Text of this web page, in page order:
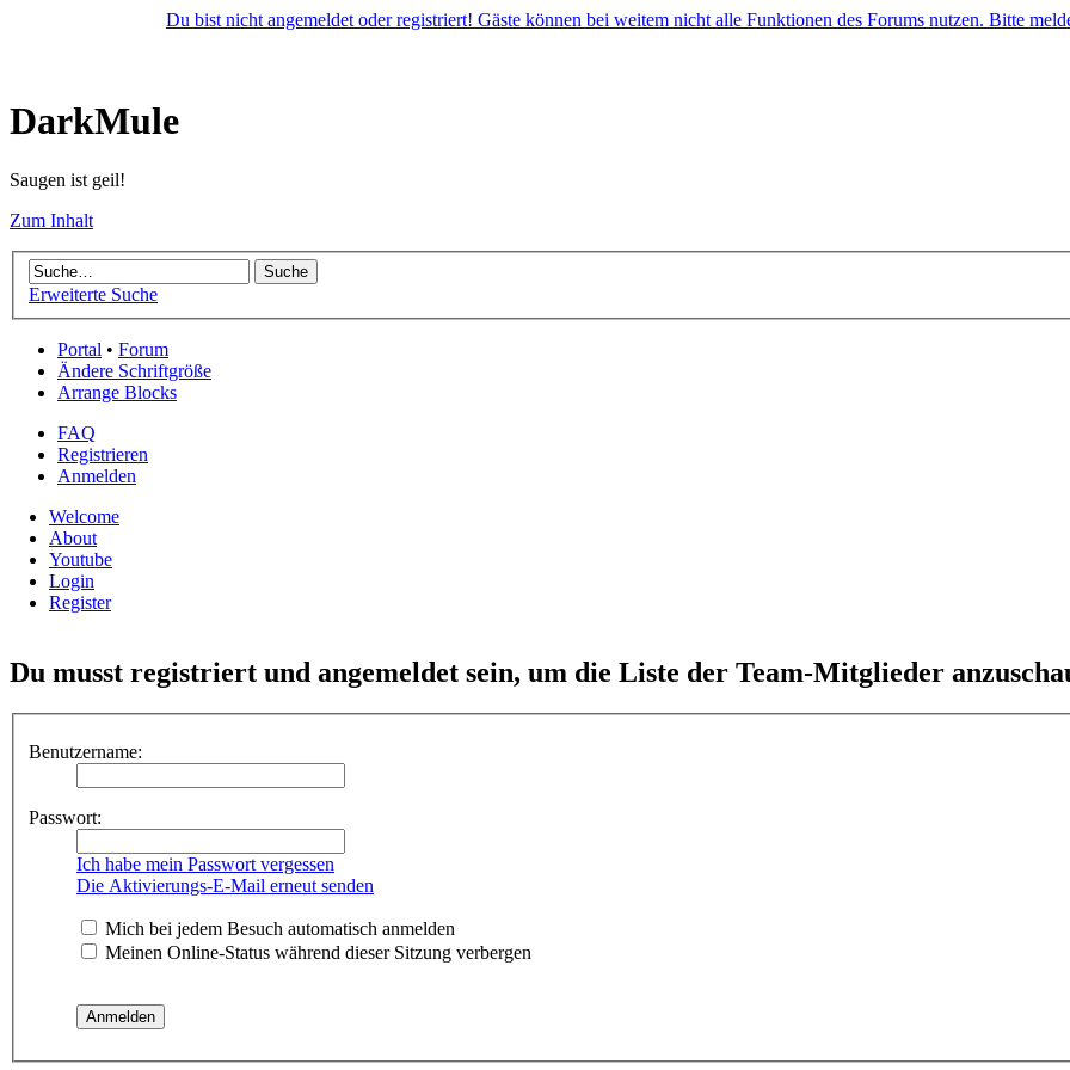
Du bist nicht angemeldet oder registriert! Gäste können bei weitem nicht alle Funktionen des Forums nutzen. Bitte
DarkMule
Saugen ist geil!
Zum Inhalt
Erweiterte Suche
Portal • Forum
Ändere Schriftgröße
Arrange Blocks
FAQ
Registrieren
Anmelden
Welcome
About
Youtube
Login
Register
Du musst registriert und angemeldet sein, um die Liste der Team-Mitglieder
Benutzername:
Passwort:
Ich habe mein Passwort vergessen
Die Aktivierungs-E-Mail erneut senden
Mich bei jedem Besuch automatisch anmelden
Meinen Online-Status während dieser Sitzung verbergen